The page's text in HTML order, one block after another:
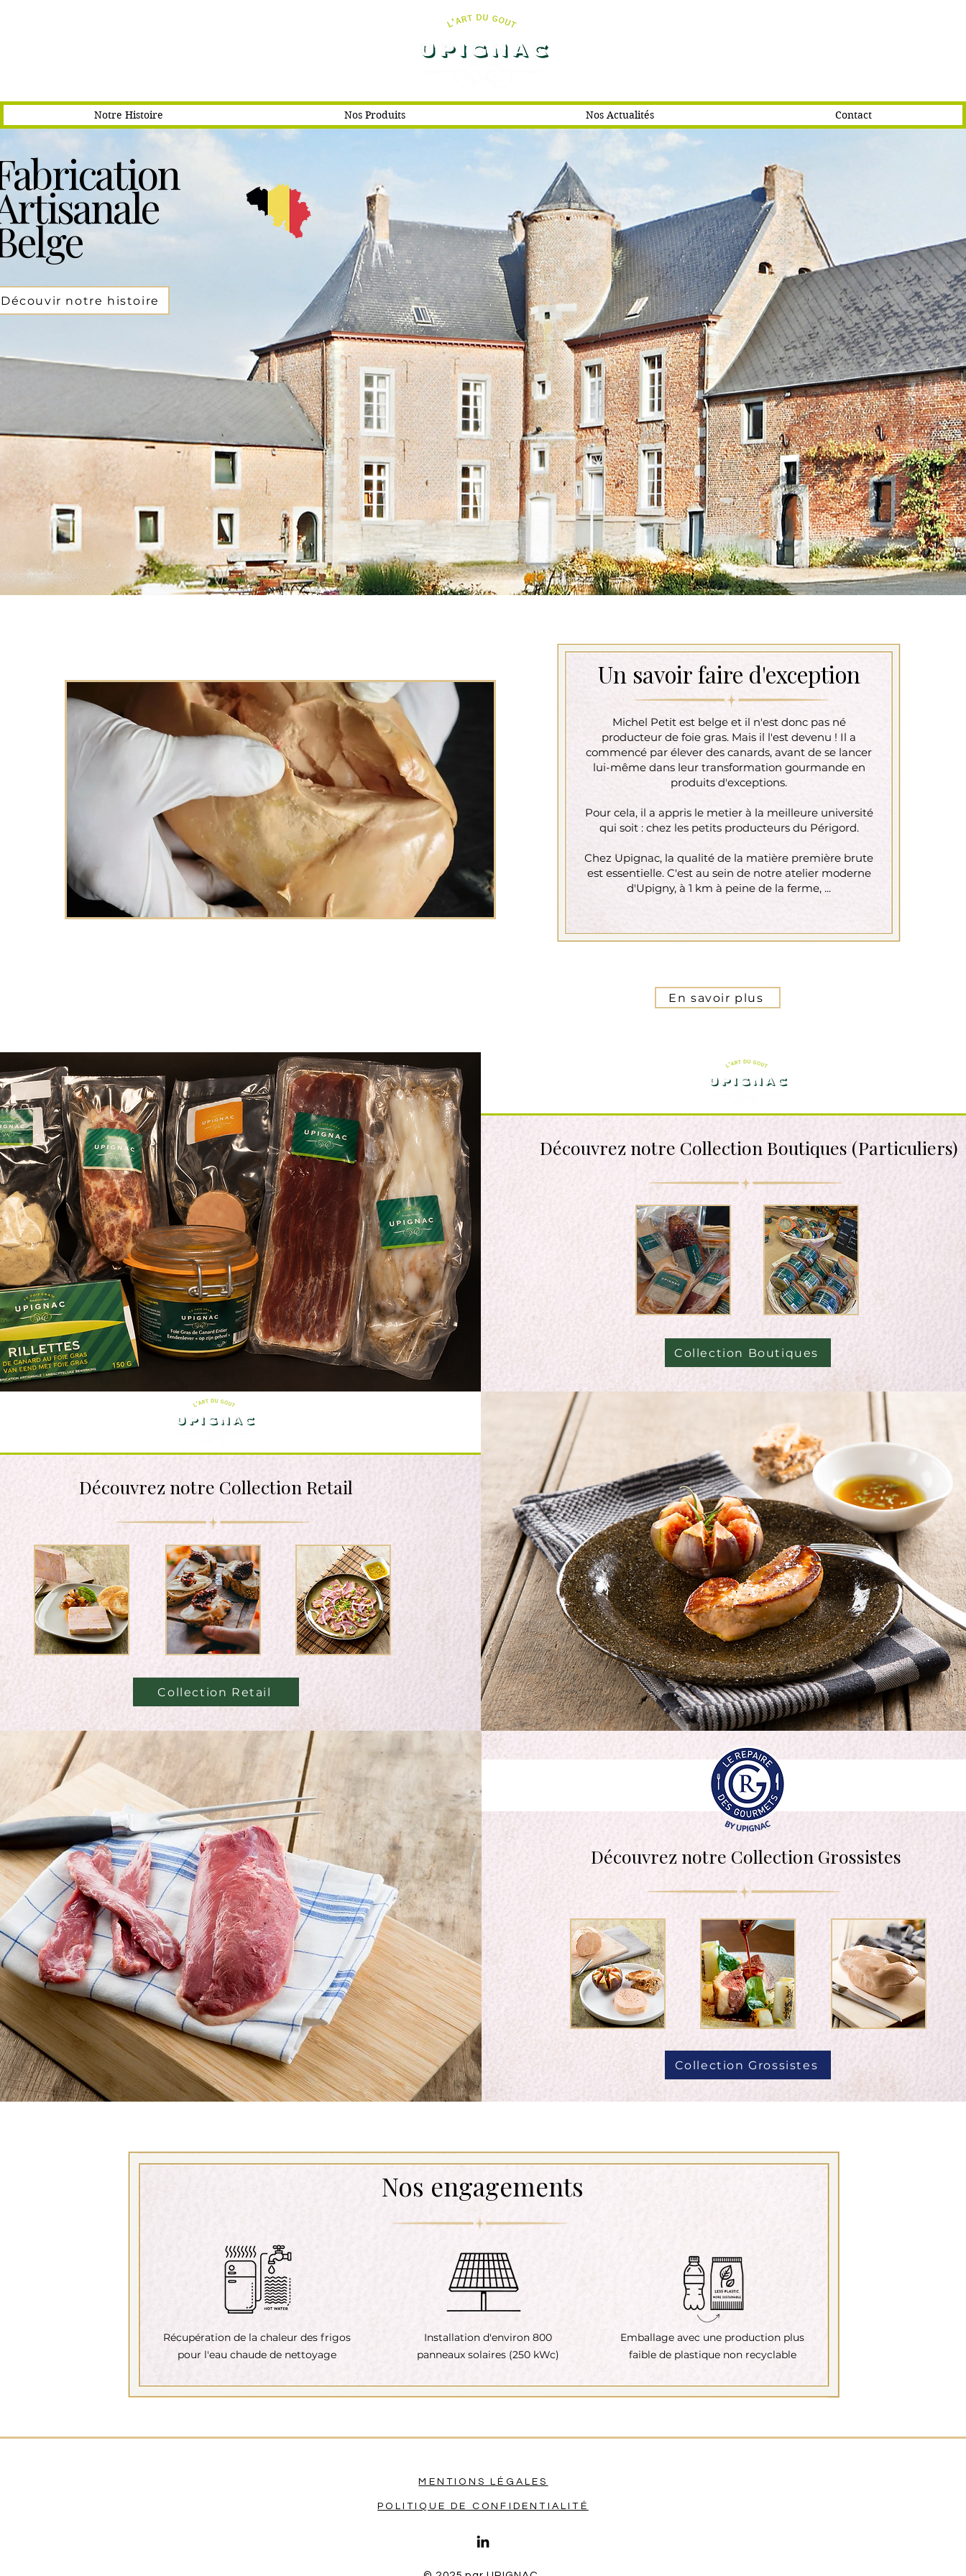
Notre Histoire Nos Produits Nos Actualités Contact
Découvir notre histoire
Michel Petit est belge et il n'est donc pas né
producteur de foie gras. Mais il l'est devenu ! Il a
commencé par élever des canards, avant de se lancer
lui-même dans leur transformation gourmande en
produits d'exceptions.
Pour cela, il a appris le metier à la meilleure université
qui soit : chez les petits producteurs du Périgord.​
Chez Upignac, la qualité de la matière première brute
est essentielle. C'est au sein de notre atelier moderne
d'Upigny, à 1 km à peine de la ferme, ...
Un savoir faire d'exception
En savoir plus
Découvreznotre Collection Grossistes
Collection Grossistes
Découvrez notre Collection Retail
Collection Retail
Découvreznotre Collection Boutiques (Particuliers)
Collection Boutiques
Nos engagements
Récupération de la chaleur des frigos
pour l'eau chaude de nettoyage
Installation d'environ 800
panneaux solaires (250 kWc)
Emballage avec une production plus
faible de plastique non recyclable
MENTIONS LÉGALES
POLITIQUE DE CONFIDENTIALITÉ